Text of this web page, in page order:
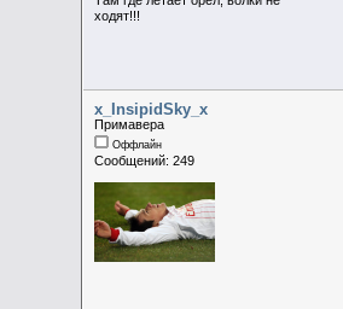
ходят!!!
x_InsipidSky_x
Примавера
Оффлайн
Сообщений: 249